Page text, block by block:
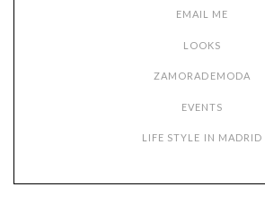
EMAIL ME
LOOKS
ZAMORADEMODA
EVENTS
LIFE STYLE IN MADRID